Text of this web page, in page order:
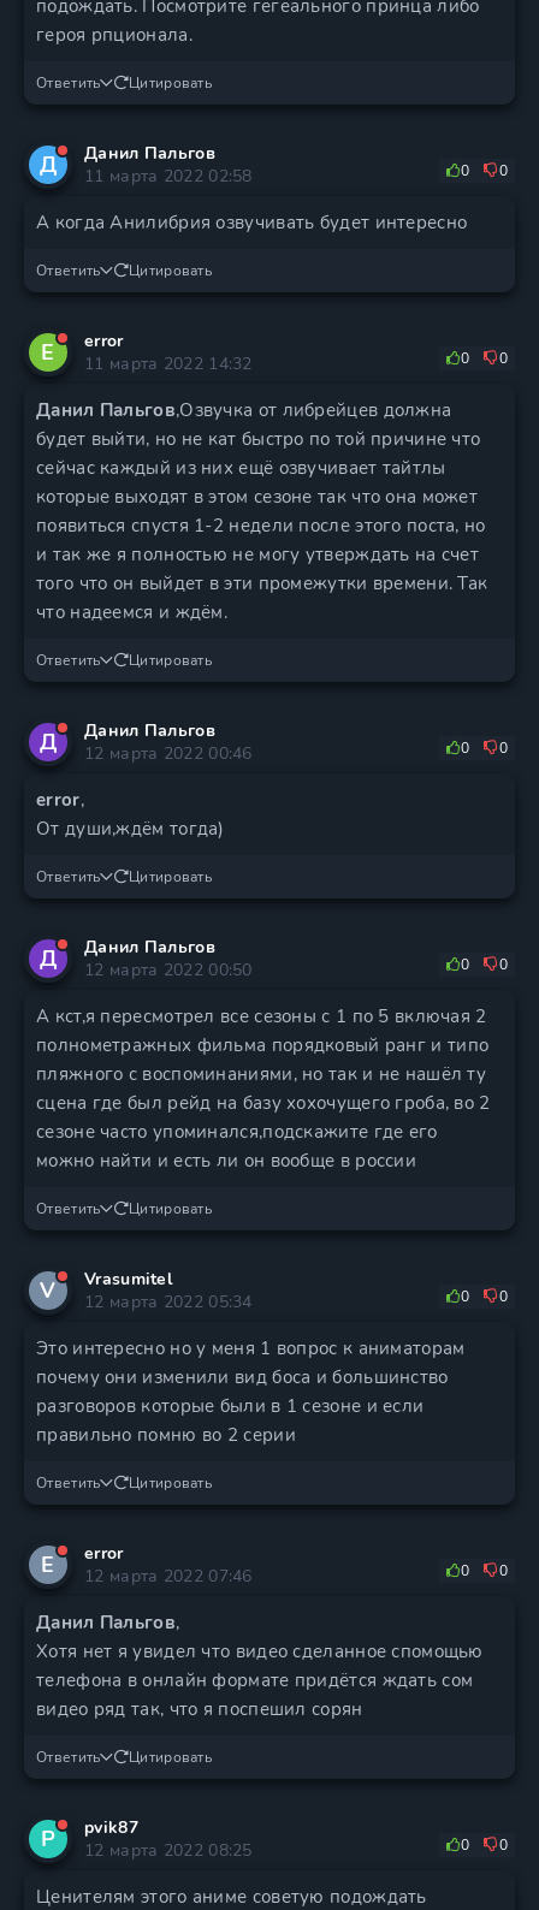
подождать. Посмотрите гегеального принца либо
героя рпционала.
Ответить Цитировать
Д
Данил Пальгов
11 марта 2022 02:58
0 0
А когда Анилибрия озвучивать будет интересно
Ответить Цитировать
E
error
11 марта 2022 14:32
0 0
Данил Пальгов,Озвучка от либрейцев должна
будет выйти, но не кат быстро по той причине что
сейчас каждый из них ещё озвучивает тайтлы
которые выходят в этом сезоне так что она может
появиться спустя 1-2 недели после этого поста, но
и так же я полностью не могу утверждать на счет
того что он выйдет в эти промежутки времени. Так
что надеемся и ждём.
Ответить Цитировать
Д
Данил Пальгов
12 марта 2022 00:46
0 0
error,
От души,ждём тогда)
Ответить Цитировать
Д
Данил Пальгов
12 марта 2022 00:50
0 0
А кст,я пересмотрел все сезоны с 1 по 5 включая 2
полнометражных фильма порядковый ранг и типо
пляжного с воспоминаниями, но так и не нашёл ту
сцена где был рейд на базу хохочущего гроба, во 2
сезоне часто упоминался,подскажите где его
можно найти и есть ли он вообще в россии
Ответить Цитировать
V
Vrasumitel
12 марта 2022 05:34
0 0
Это интересно но у меня 1 вопрос к аниматорам
почему они изменили вид боса и большинство
разговоров которые были в 1 сезоне и если
правильно помню во 2 серии
Ответить Цитировать
E
error
12 марта 2022 07:46
0 0
Данил Пальгов,
Хотя нет я увидел что видео сделанное спомощью
телефона в онлайн формате придётся ждать сом
видео ряд так, что я поспешил сорян
Ответить Цитировать
P
pvik87
12 марта 2022 08:25
0 0
Ценителям этого аниме советую подождать